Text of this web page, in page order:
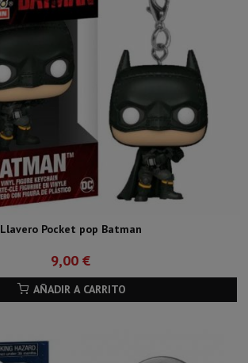
Llavero Pocket pop Batman
9,00 €
AÑADIR A CARRITO